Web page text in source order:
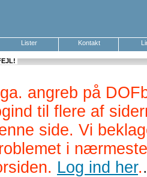
Lister Kontakt
angreb på
til flere af
side. Vi
i
Log ind her..